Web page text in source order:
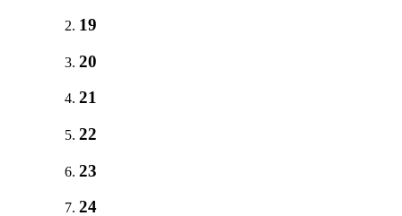
19
20
21
22
23
24